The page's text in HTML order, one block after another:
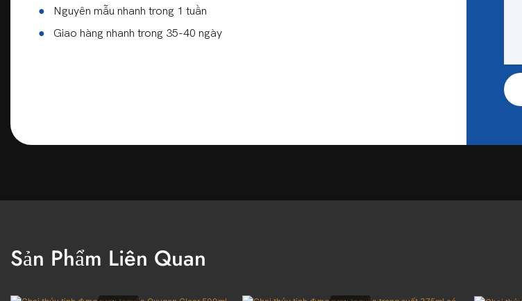
●
Nguyên mẫu nhanh trong 1 tuần
●
Giao hàng nhanh trong 35-40 ngày
Sản Phẩm Liên Quan